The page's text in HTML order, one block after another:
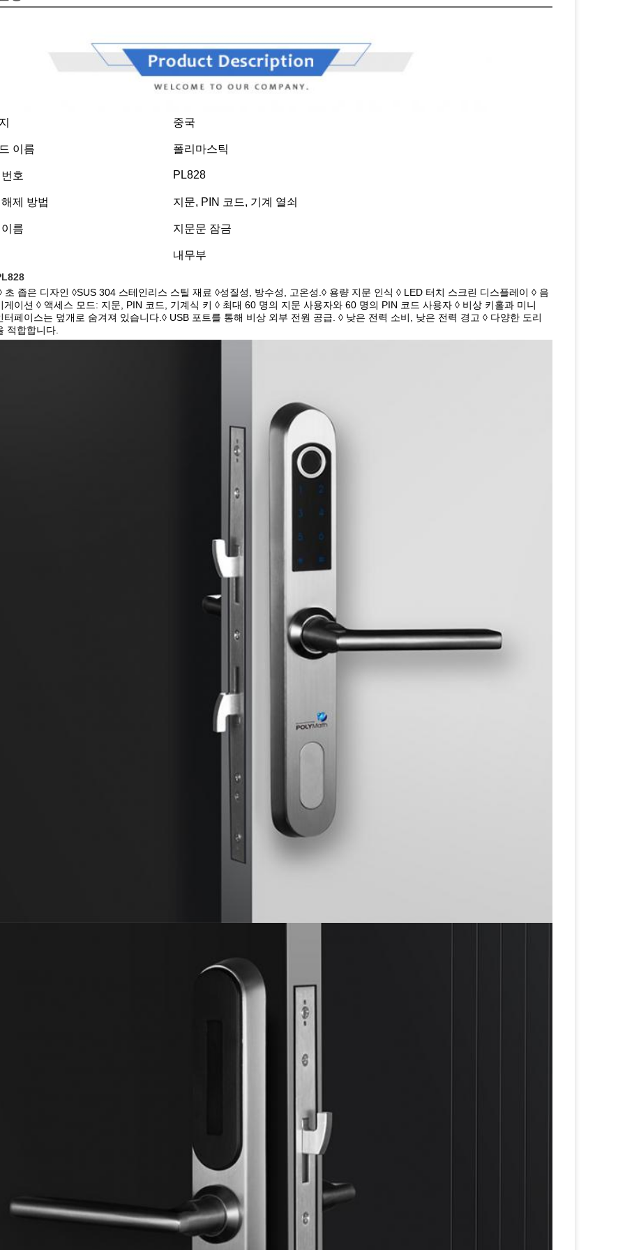
중국
이름 폴리마스틱
호 PL828
제 방법 지문, PIN 코드, 기계 열쇠
름 지문문 잠금
내무부
초 좁은 디자인 ◊SUS 304 스테인리스 스틸 재료 ◊성질성, 방수성, 고온성.◊ 용량 지문 인식 ◊ LED 터치 스크린 디스플레이 ◊ 음
게이션 ◊ 액세스 모드: 지문, PIN 코드, 기계식 키 ◊ 최대 60 명의 지문 사용자와 60 명의 PIN 코드 사용자 ◊ 비상 키홀과 미니
터페이스는 덮개로 숨겨져 있습니다.◊ USB 포트를 통해 비상 외부 전원 공급. ◊ 낮은 전력 소비, 낮은 전력 경고 ◊ 다양한 도리
적합합니다.